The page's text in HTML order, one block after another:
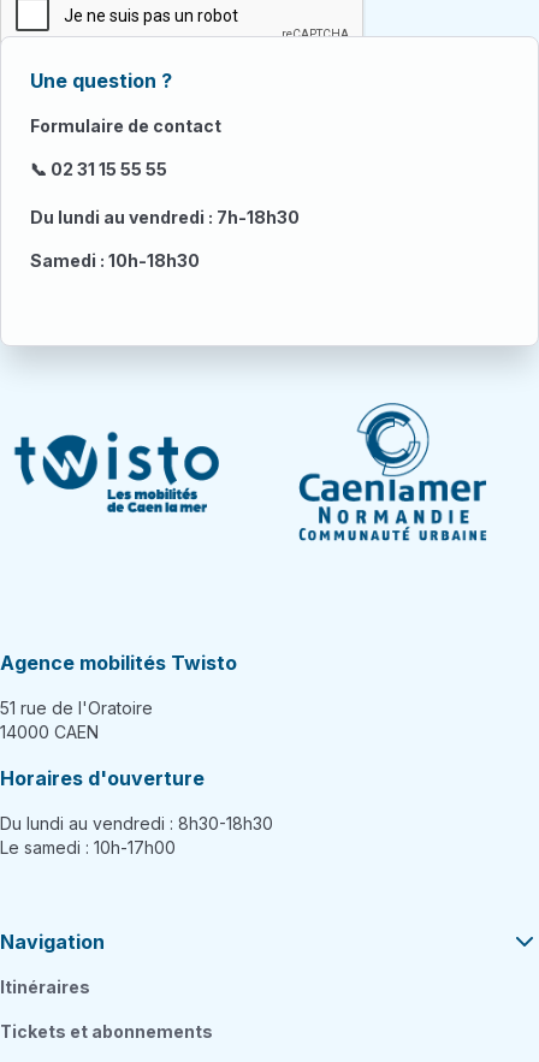
Une question ?
Formulaire de contact
📞 02 31 15 55 55
Du lundi au vendredi : 7h-18h30
Samedi : 10h-18h30
Agence mobilités Twisto
51 rue de l'Oratoire
14000 CAEN
Horaires d'ouverture
Du lundi au vendredi : 8h30-18h30
Le samedi : 10h-17h00
Navigation
Itinéraires
Tickets et abonnements